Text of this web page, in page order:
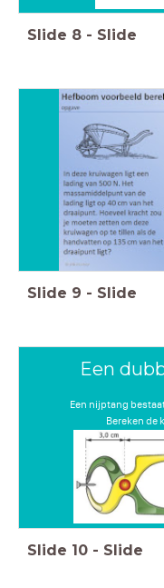
Slide 8 - Slide
Slide 9 - Slide
Een
Een nijptang
Bereken de
Slide 10 - Slide